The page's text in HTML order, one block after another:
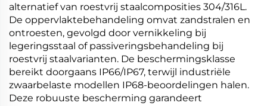
alternatief van roestvrij staalcomposities 304/316L.
De oppervlaktebehandeling omvat zandstralen en
ontroesten, gevolgd door vernikkeling bij
legeringsstaal of passiveringsbehandeling bij
roestvrij staalvarianten. De beschermingsklasse
bereikt doorgaans IP66/IP67, terwijl industriële
zwaarbelaste modellen IP68-beoordelingen halen.
Deze robuuste bescherming garandeert